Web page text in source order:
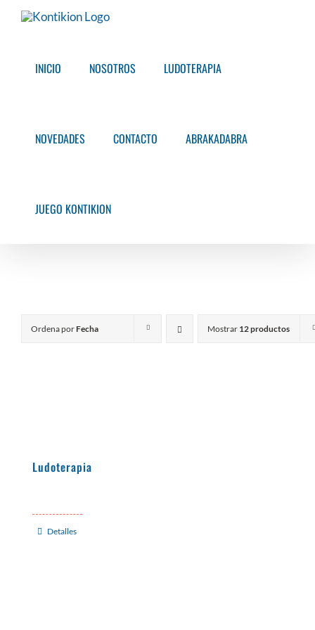
Saltar
INICIO NOSOTROS LUDOTERAPIA
NOVEDADES CONTACTO ABRAKADABRA
JUEGO KONTIKION
Ordena porFecha Mostrar 12 productos
Ludoterapia
Detalles